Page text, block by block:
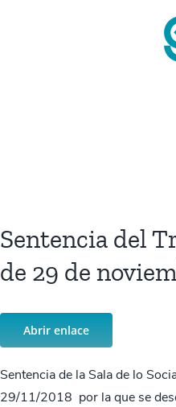
Sentencia del
de 29 de
Abrir enlace
Sentencia de la Sala de lo
29/11/2018 por la que se